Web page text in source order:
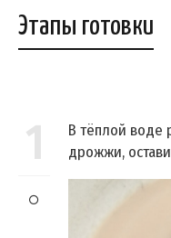
Этапы готовки
1
В тёплой воде
дрожжи,